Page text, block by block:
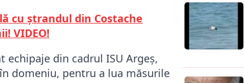
cu ștrandul din Costache
VIDEO!
din cadrul ISU Argeș,
domeniu, pentru a lua măsurile